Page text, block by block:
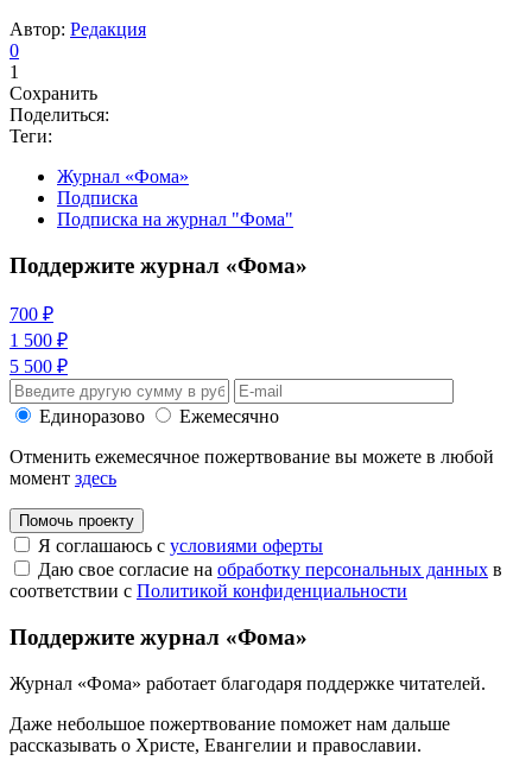
Автор: Редакция
0
1
Сохранить
Поделиться:
Теги:
Журнал «Фома»
Подписка
Подписка на журнал "Фома"
Поддержите журнал «Фома»
700 ₽
1 500 ₽
5 500 ₽
Единоразово
Ежемесячно
Отменить ежемесячное пожертвование вы можете в любой
момент здесь
Помочь проекту
Я соглашаюсь с условиями оферты
Даю свое согласие на обработку персональных данных в
соответствии с Политикой конфиденциальности
Поддержите журнал «Фома»
Журнал «Фома» работает благодаря поддержке читателей.
Даже небольшое пожертвование поможет нам дальше
рассказывать о Христе, Евангелии и православии.